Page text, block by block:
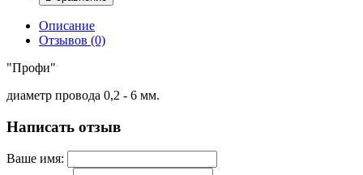
Описание
Отзывов (0)
"Профи"
диаметр провода 0,2 - 6 мм.
Написать отзыв
Ваше имя: